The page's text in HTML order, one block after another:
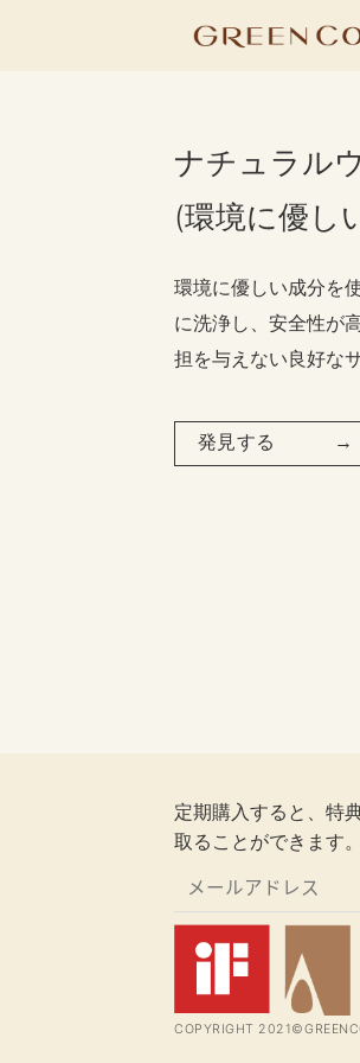
ナチュラル
(環境に優し
環境に優しい成分を
に洗浄し、安全性が
担を与えない良好な
発見する →
定期購入すると、特
取ることができます。
COPYRIGHT